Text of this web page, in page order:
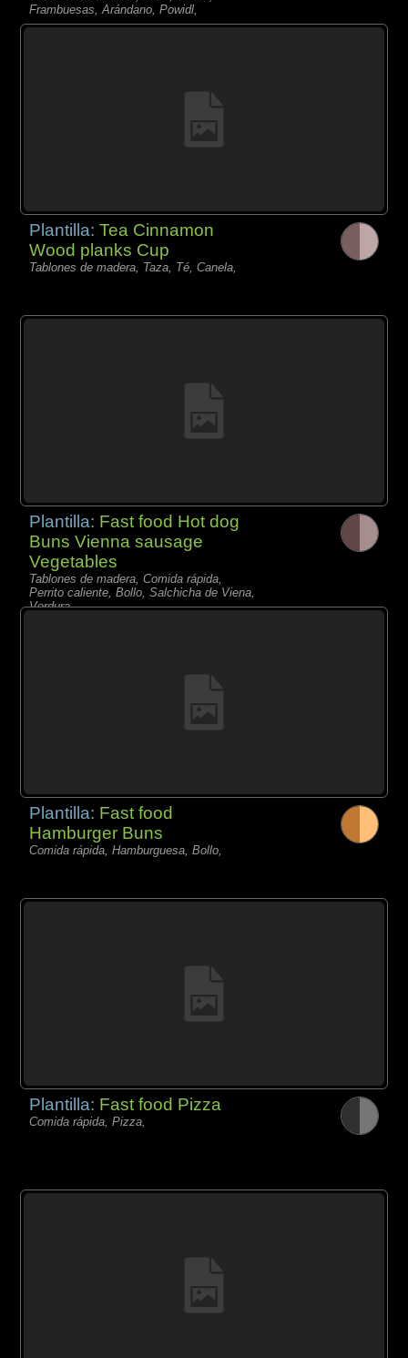
Frambuesas, Arándano, Powidl,
Plantilla:Tea Cinnamon
Wood planks Cup
Tablones de madera, Taza, Té, Canela,
Plantilla: Fast food Hot dog
Buns Vienna sausage
Vegetables
Tablones de madera, Comida rápida,
Perrito caliente, Bollo, Salchicha de Viena,
Verdura,
Plantilla: Fast food
Hamburger Buns
Comida rápida, Hamburguesa, Bollo,
Plantilla: Fast food Pizza
Comida rápida, Pizza,